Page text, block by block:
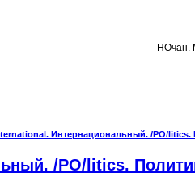
НОчан.
Интернациональный. /PO/litics.
/PO/litics.